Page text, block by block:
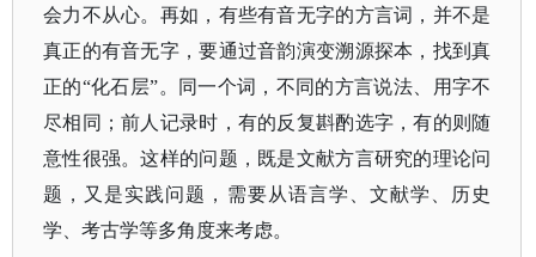
会力不从心。再如，有些有音无字的方言词，并不是
真正的有音无字，要通过音韵演变溯源探本，找到真
正的“化石层”。同一个词，不同的方言说法、用字不
尽相同；前人记录时，有的反复斟酌选字，有的则随
意性很强。这样的问题，既是文献方言研究的理论问
题，又是实践问题，需要从语言学、文献学、历史
学、考古学等多角度来考虑。